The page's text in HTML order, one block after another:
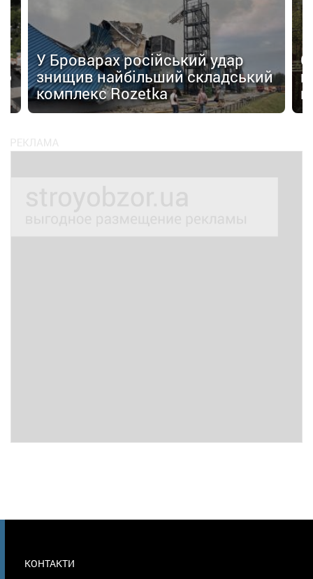
У Броварах російський удар
знищив найбільший складський
комплекс Rozetka
В
КОНТАКТИ